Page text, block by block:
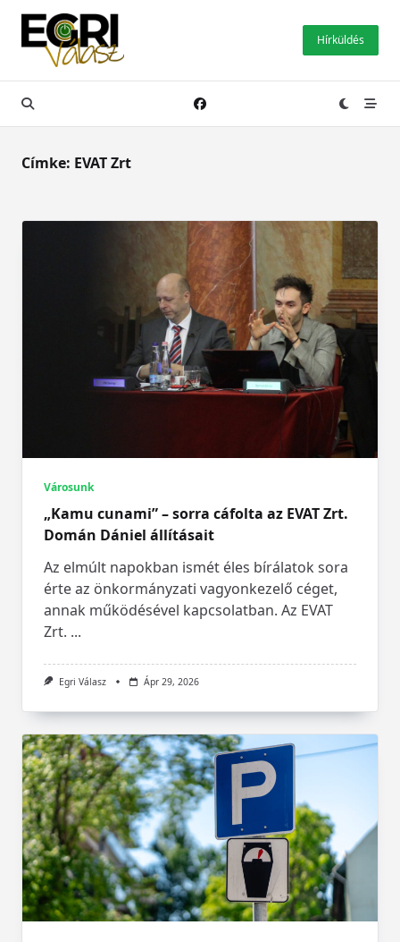
Skip
content
Hírküldés
Címke: EVAT Zrt
Városunk
„Kamu cunami” – sorra cáfolta az EVAT Zrt.
Domán Dániel állításait
Az elmúlt napokban ismét éles bírálatok sora
érte az önkormányzati vagyonkezelő céget,
annak működésével kapcsolatban. Az EVAT
Zrt. ...
Egri Válasz Ápr 29, 2026